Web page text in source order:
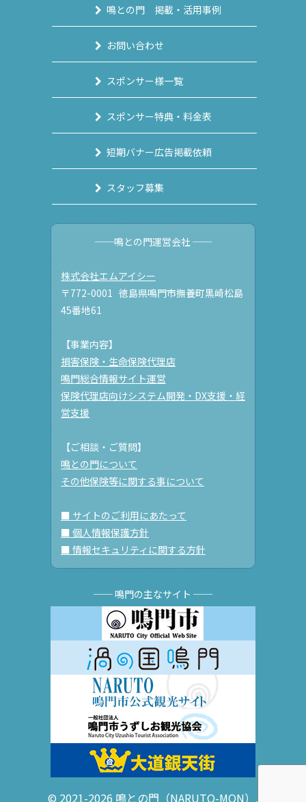
鳴との門 掲載・活用事例
お問い合わせ
スポンサー様一覧
スポンサー特典・料金表
短期バナー広告掲載依頼
スタッフ募集
──鳴との門運営会社 ──
株式会社エムアイシー
〒772-0001 徳島県鳴門市撫養町黒崎松島
45番地61
【事業内容】
損害保険・生命保険代理店
鳴門総合情報サイト運営
保険代理店向けシステム開発・DX支援・経
営支援
【ご相談・ご質問】
鳴との門について
その他保険等に関する事について
■ サイトのご利用にあたって
■ 個人情報保護方針
■ 情報セキュリティに関する方針
── 鳴門の主なサイト ──
© 2021-2026 鳴との門（NARUTO-MON）.